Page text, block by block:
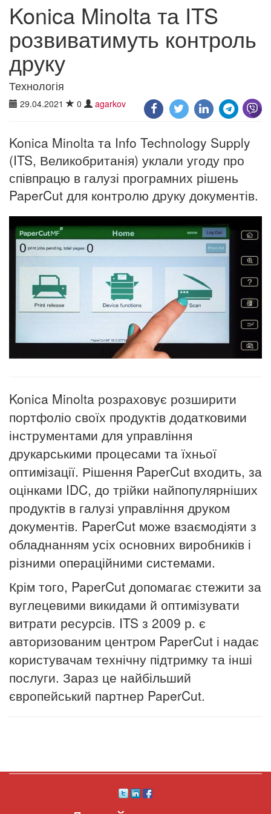
Konica Minolta та ITS
розвиватимуть контроль
друку
Технологія
29.04.2021 0 agarkov
Konica Minolta та Info Technology Supply
(ITS, Великобританія) уклали угоду про
співпрацю в галузі програмних рішень
PaperCut для контролю друку документів.
Konica Minolta розраховує розширити
портфоліо своїх продуктів додатковими
інструментами для управління
друкарськими процесами та їхньої
оптимізації. Рішення PaperCut входить, за
оцінками IDC, до трійки найпопулярніших
продуктів в галузі управління друком
документів. PaperCut може взаємодіяти з
обладнанням усіх основних виробників і
різними операційними системами.
Крім того, PaperCut допомагає стежити за
вуглецевими викидами й оптимізувати
витрати ресурсів. ITS з 2009 р. є
авторизованим центром PaperCut і надає
користувачам технічну підтримку та інші
послуги. Зараз це найбільший
європейський партнер PaperCut.